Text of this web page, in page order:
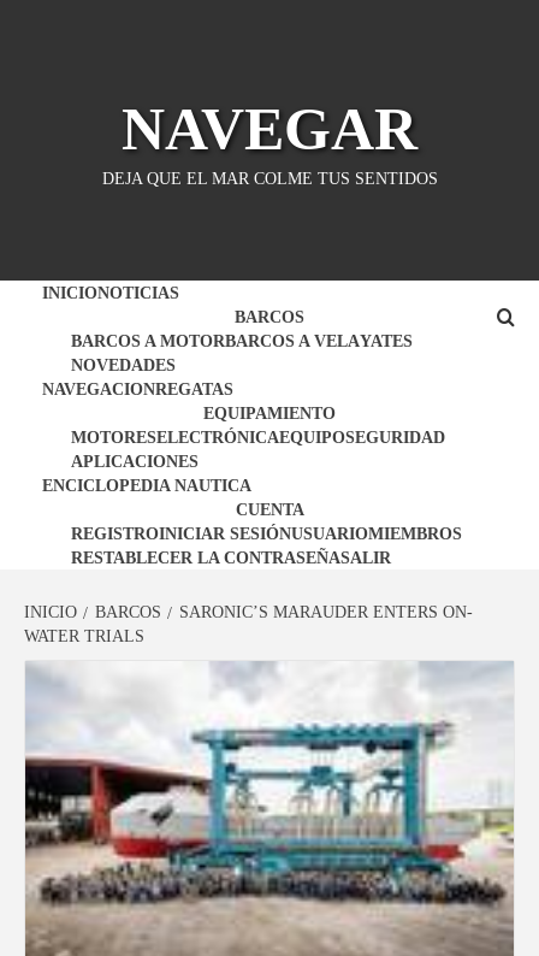
NAVEGAR
DEJA QUE EL MAR COLME TUS SENTIDOS
INICIONOTICIAS
BARCOS
BARCOS A MOTORBARCOS A VELAYATES
NOVEDADES
NAVEGACIONREGATAS
EQUIPAMIENTO
MOTORESELECTRÓNICAEQUIPOSEGURIDAD
APLICACIONES
ENCICLOPEDIA NAUTICA
CUENTA
REGISTROINICIAR SESIÓNUSUARIOMIEMBROS
RESTABLECER LA CONTRASEÑASALIR
INICIO BARCOS
SARONIC’S MARAUDER ENTERS ON-
WATER TRIALS